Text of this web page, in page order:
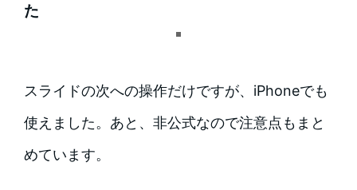
た
スライドの次への操作だけですが、iPhoneでも
使えました。あと、非公式なので注意点もまと
めています。